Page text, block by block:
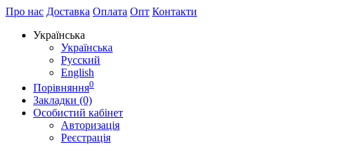
Про нас Доставка Оплата Опт Контакти
Українська
Українська
Русский
English
Порівняння0
Закладки (0)
Особистий кабінет
Авторизація
Реєстрація